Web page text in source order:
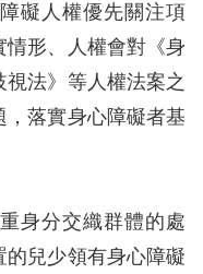
礙人權優先關注項
情形、人權會對《身
法》等人權法案之
落實身心障礙者基
身分交織群體的處
兒少領有身心障礙